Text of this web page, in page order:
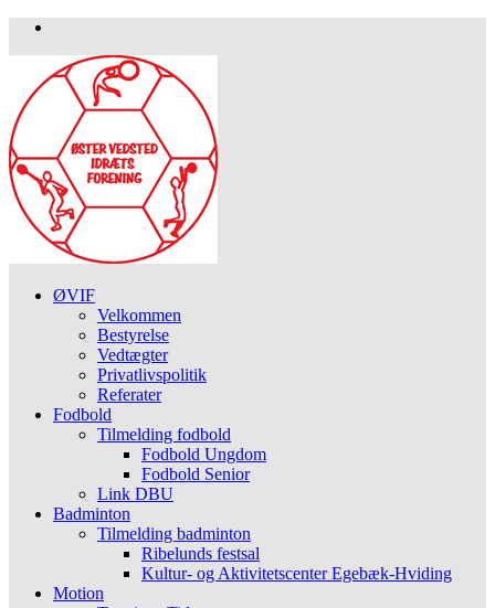
ØVIF
Velkommen
Bestyrelse
Vedtægter
Privatlivspolitik
Referater
Fodbold
Tilmelding fodbold
Fodbold Ungdom
Fodbold Senior
Link DBU
Badminton
Tilmelding badminton
Ribelunds festsal
Kultur- og Aktivitetscenter Egebæk-Hviding
Motion